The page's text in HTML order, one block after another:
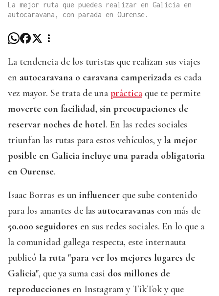
La mejor ruta que puedes realizar en Galicia en
autocaravana, con parada en Ourense.
La tendencia de los turistas que realizan sus viajes
en autocaravana o caravana camperizada es cada
vez mayor. Se trata de una práctica que te permite
moverte con facilidad, sin preocupaciones de
reservar noches de hotel. En las redes sociales
triunfan las rutas para estos vehículos, y la mejor
posible en Galicia incluye una parada obligatoria
en Ourense.
Isaac Borras es un influencer que sube contenido
para los amantes de las autocaravanas con más de
50.000 seguidores en sus redes sociales. En lo que a
la comunidad gallega respecta, este internauta
publicó la ruta "para ver los mejores lugares de
Galicia", que ya suma casi dos millones de
reproducciones en Instagram y TikTok y que